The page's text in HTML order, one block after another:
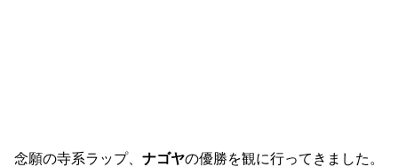
念願の寺系ラップ、 ナゴヤの優勝を観に行ってきました。